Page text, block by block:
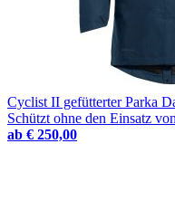
Cyclist II gefütterter Parka
Schützt ohne den Einsatz
ab € 250,00